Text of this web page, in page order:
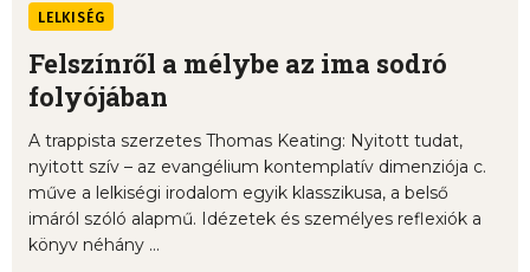
LELKISÉG
Felszínről a mélybe az ima sodró
folyójában
A trappista szerzetes Thomas Keating: Nyitott tudat,
nyitott szív – az evangélium kontemplatív dimenziója c.
műve a lelkiségi irodalom egyik klasszikusa, a belső
imáról szóló alapmű. Idézetek és személyes reflexiók a
könyv néhány ...